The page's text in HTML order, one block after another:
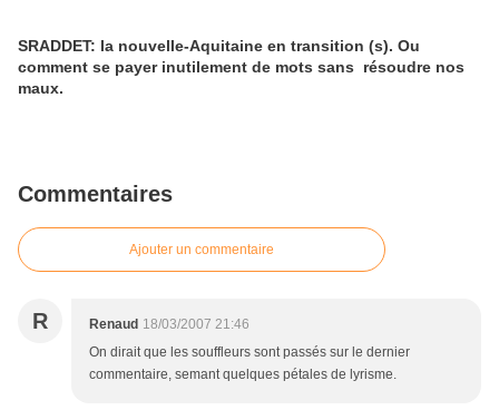
SRADDET: la nouvelle-Aquitaine en transition (s). Ou
comment se payer inutilement de mots sans résoudre nos
maux.
Commentaires
Ajouter un commentaire
R Renaud 18/03/2007 21:46
On dirait que les souffleurs sont passés sur le dernier
commentaire, semant quelques pétales de lyrisme.